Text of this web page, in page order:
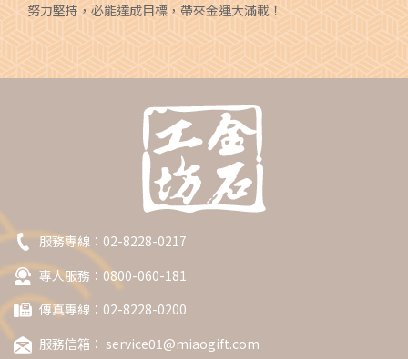
努力堅持，必能達成目標，帶來金運大滿載！
服務專線： 02-8228-0217
專人服務：0800-060-181
傳真專線：02-8228-0200
服務信箱： service01@miaogift.com